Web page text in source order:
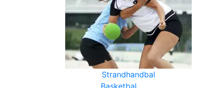
Strandhandbal